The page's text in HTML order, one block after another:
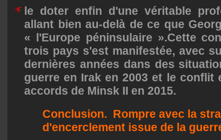
le doter enfin d'une véritable
allant bien au-delà de ce que
« l'Europe péninsulaire ».Cette
trois pays s'est manifestée, avec
dernières années dans des
guerre en Irak en 2003 et le conflit
accords de Minsk II en 2015.
Conclusion. Rompre avec la
d'encerclement issue de la